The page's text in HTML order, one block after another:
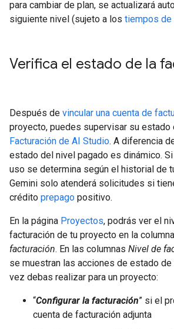
para cambiar de plan, se actualizará
siguiente nivel (sujeto a los tiempos de
Verifica el estado de la
Después de vincular una cuenta de
proyecto, puedes supervisar su estado
Facturación de AI Studio. A diferencia
estado del nivel pagado es dinámico.
uso se determina según el historial de
Gemini solo atenderá solicitudes si
crédito prepago positivo.
En la página Proyectos, podrás ver el
facturación de tu proyecto en la columna
facturación. En las columnas Nivel de
se muestran las acciones de estado
vez debas realizar para un proyecto:
“Configurar la facturación” si el
cuenta de facturación adjunta